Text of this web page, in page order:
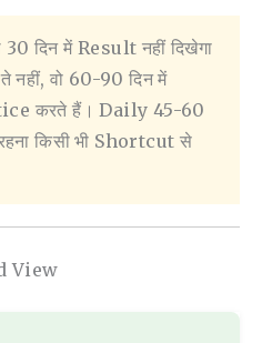
दिन में Result नहीं दिखेगा
वो 60-90 दिन में
करते हैं। Daily 45-60
किसी भी Shortcut से
View